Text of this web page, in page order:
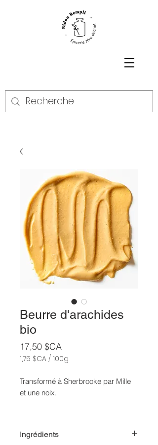
Beurre d'arachides
bio
17,50 $CAPrix
1,75 $CA / 100g
pour
100
Grammes
Transformé à Sherbrooke par Mille
et une noix.
régulièrement pour conserver sa
Ingrédients